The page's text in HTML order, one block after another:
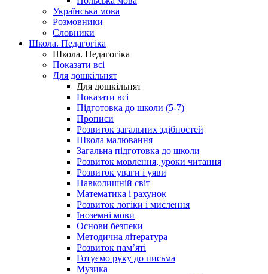
Українська мова
Розмовники
Словники
Школа. Педагогіка
Школа. Педагогіка
Показати всі
Для дошкільнят
Для дошкільнят
Показати всі
Підготовка до школи (5-7)
Прописи
Розвиток загальних здібностей
Школа малювання
Загальна підготовка до школи
Розвиток мовлення, уроки читання
Розвиток уваги і уяви
Навколишній світ
Математика і рахунок
Розвиток логіки і мислення
Іноземні мови
Основи безпеки
Методична література
Розвиток пам’яті
Готуємо руку до письма
Музика